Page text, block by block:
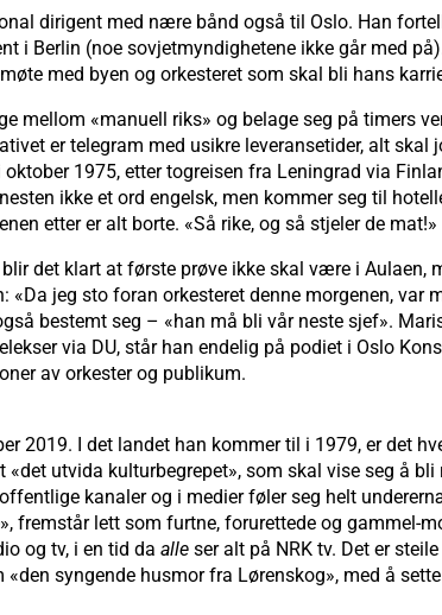
dirigent med nære bånd også til Oslo. Han
i Berlin (noe sovjetmyndighetene ikke går med
med byen og orkesteret som skal bli hans
mellom «manuell riks» og belage seg på timers
er telegram med usikre leveransetider, alt skal
1975, etter togreisen fra Leningrad via
ikke et ord engelsk, men kommer seg til
etter er alt borte. «Så rike, og så stjeler de mat!»
det klart at første prøve ikke skal være i Aulaen,
jeg sto foran orkesteret denne morgenen, var
bestemt seg – «han må bli vår neste sjef».
via DU, står han endelig på podiet i Oslo
av orkester og publikum.
2019. I det landet han kommer til i 1979, er det
utvida kulturbegrepet», som skal vise seg å
kanaler og i medier føler seg helt
fremstår lett som furtne, forurettede og gammel-
og tv, i en tid da alle ser alt på NRK tv. Det er
syngende husmor fra Lørenskog», med å